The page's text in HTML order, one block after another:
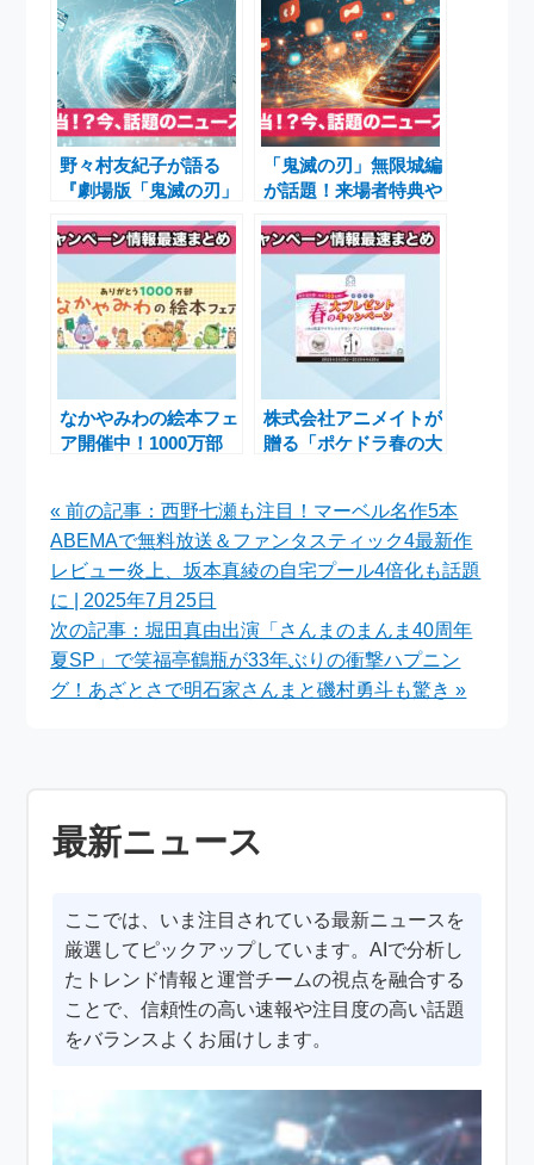
野々村友紀子が語る
『劇場版「鬼滅の刃」
座再来』の魅力と「キ
メハラ」問題
「鬼滅の刃」無限城編
が話題！来場者特典や
歌MV公開
なかやみわの絵本フェ
ア開催中！1000万部
株式会社アニメイトが
贈る「ポケドラ春の大
トしよう
« 前の記事：西野七瀬も注目！マーベル名作5本
ABEMAで無料放送＆ファンタスティック4最新作
レビュー炎上、坂本真綾の自宅プール4倍化も話題
に | 2025年7月25日
次の記事：堀田真由出演「さんまのまんま40周年
夏SP」で笑福亭鶴瓶が33年ぶりの衝撃ハプニン
グ！あざとさで明石家さんまと磯村勇斗も驚き »
最新ニュース
ここでは、いま注目されている最新ニュースを
厳選してピックアップしています。AIで分析し
たトレンド情報と運営チームの視点を融合する
ことで、信頼性の高い速報や注目度の高い話題
をバランスよくお届けします。